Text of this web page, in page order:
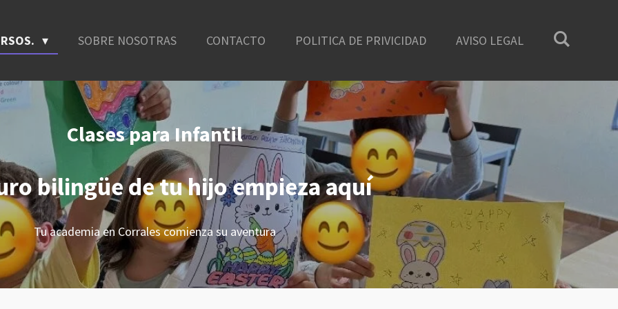
SOBRE NOSOTRAS CONTACTO POLITICA DE PRIVICIDAD AVISO LEGAL
Clases para Infantil
bilingüede tu hijo empieza aquí
Tu academia en Corrales comienza su aventura